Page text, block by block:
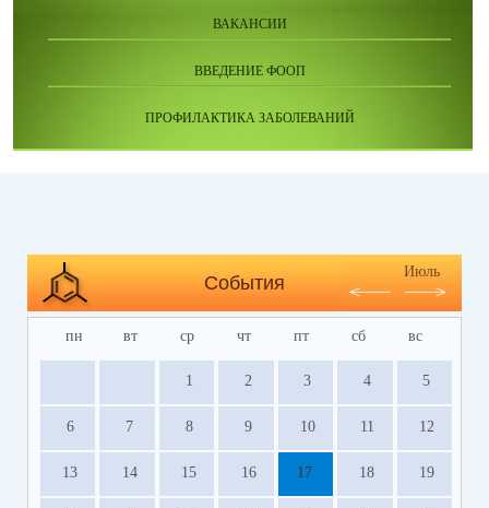
ВАКАНСИИ
ВВЕДЕНИЕ ФООП
ПРОФИЛАКТИКА ЗАБОЛЕВАНИЙ
События
Июль
пн вт ср чт пт сб вс
1 2 3 4 5
6 7 8 9 10 11 12
13 14 15 16 17 18 19